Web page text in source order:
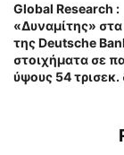
Global Research :
«Δυναμίτης»
της Deutsche
στοιχήματα σε
ύψους 54